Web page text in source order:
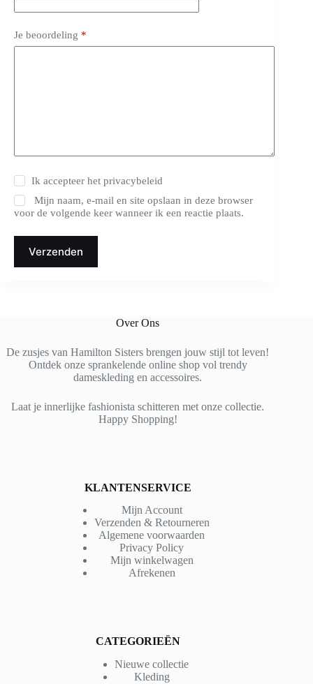
Je beoordeling *
Ik accepteer hetprivacybeleid
Mijn naam, e-mail en site opslaan in deze browser
voor de volgende keer wanneer ik een reactie plaats.
Verzenden
Over Ons
De zusjes van Hamilton Sisters brengen jouw stijl tot leven!
Ontdek onze sprankelende online shop vol trendy
dameskleding en accessoires.
Laat je innerlijke fashionista schitteren met onze collectie.
Happy Shopping!
KLANTENSERVICE
Mijn Account
Verzenden & Retourneren
Algemene voorwaarden
Privacy Policy
Mijn winkelwagen
Afrekenen
CATEGORIEËN
Nieuwe collectie
Kleding